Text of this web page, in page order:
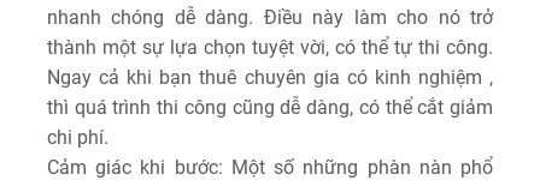
nhanh chóng dễ dàng. Điều này làm cho nó trở
thành một sự lựa chọn tuyệt vời, có thể tự thi công.
Ngay cả khi bạn thuê chuyên gia có kinh nghiệm ,
thì quá trình thi công cũng dễ dàng, có thể cắt giảm
chi phí.
Cảm giác khi bước: Một số những phàn nàn phổ